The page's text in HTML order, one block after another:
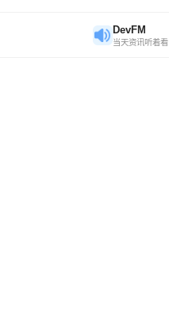
DevFM
当天资讯听着看